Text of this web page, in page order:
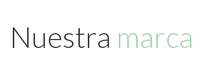
Nuestra marca